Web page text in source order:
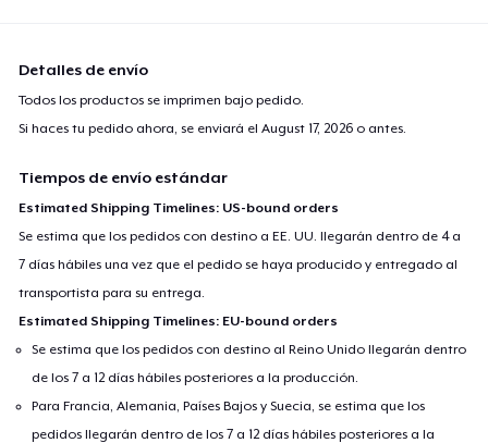
Detalles de envío
Todos los productos se imprimen bajo pedido.
Si haces tu pedido ahora, se enviará elAugust 17, 2026 o antes.
Tiempos de envío estándar
Estimated Shipping Timelines: US-bound orders
Se estima que los pedidos con destino a EE. UU. llegarán dentro de 4 a
7 días hábiles una vez que el pedido se haya producido y entregado al
transportista para su entrega.
Estimated Shipping Timelines: EU-bound orders
Se estima que los pedidos con destino al Reino Unido llegarán dentro
de los 7 a 12 días hábiles posteriores a la producción.
Para Francia, Alemania, Países Bajos y Suecia, se estima que los
pedidos llegarán dentro de los 7 a 12 días hábiles posteriores a la